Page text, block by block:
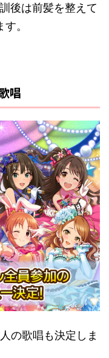
後は前髪を整えて
。
唱
の歌唱も決定しま